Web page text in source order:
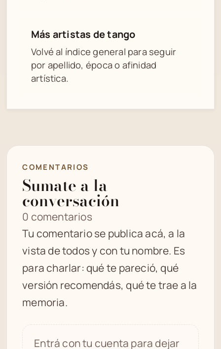
Más artistas de tango
Volvé al índice general para seguir
por apellido, época o afinidad
artística.
COMENTARIOS
Sumate a la
conversación
0 comentarios
Tu comentario se publica acá, a la
vista de todos y con tu nombre. Es
para charlar: qué te pareció, qué
versión recomendás, qué te trae a la
memoria.
Entrá con tu cuenta para dejar